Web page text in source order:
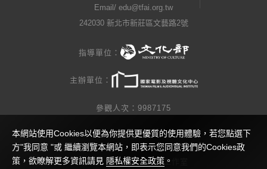
Email/ edu@tfai.org.tw
242030 新北市新莊區文藝路2號
指導單位：
主辦單位：
參觀人次：9987175
隱私權公告
網站製作 / 瓜口瓜設計工作室
本網站使用Cookies以便為你提供更優質的使用體驗，若您點選下
方"我同意 "或 繼續瀏覽本網站，即表示您同意我們的Cookies政
策，欲瞭解更多資訊請見 隱私權安全政策 。